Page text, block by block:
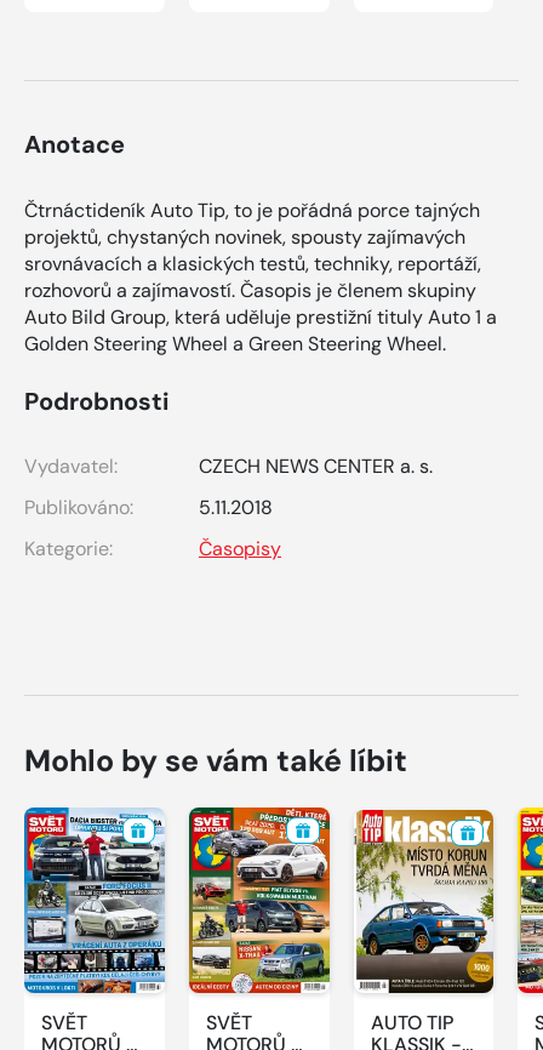
Anotace
Čtrnáctideník Auto Tip, to je pořádná porce tajných
projektů, chystaných novinek, spousty zajímavých
srovnávacích a klasických testů, techniky, reportáží,
rozhovorů a zajímavostí. Časopis je členem skupiny
Auto Bild Group, která uděluje prestižní tituly Auto 1 a
Golden Steering Wheel a Green Steering Wheel.
Podrobnosti
Vydavatel:
CZECH NEWS CENTER a. s.
Publikováno:
5.11.2018
Kategorie:
Časopisy
Mohlo by se vám také líbit
SVĚT
MOTORŮ -
SVĚT
MOTORŮ -
AUTO TIP
KLASSIK -